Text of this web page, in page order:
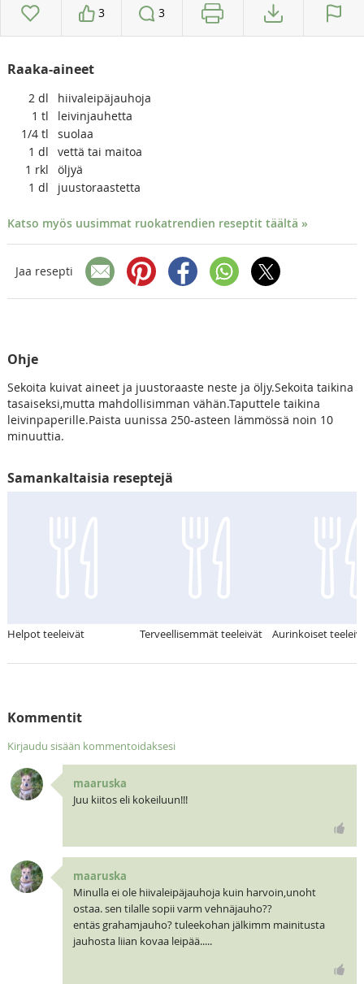
3 3
Raaka-aineet
2 dl
hiivaleipäjauhoja
1 tl
leivinjauhetta
1/4 tl
suolaa
1 dl
vettä tai maitoa
1 rkl
öljyä
1 dl juustoraastetta
Katso myös uusimmat ruokatrendien reseptit täältä »
Jaa resepti
Ohje
Sekoita kuivat aineet ja juustoraaste neste ja öljy.Sekoita taikina
tasaiseksi,mutta mahdollisimman vähän.Taputtele taikina
leivinpaperille.Paista uunissa 250-asteen lämmössä noin 10
minuuttia.
Samankaltaisia reseptejä
Helpot teeleivät Terveellisemmät teeleivät Aurinkoiset
Kommentit
Kirjaudu sisään kommentoidaksesi
maaruska
Juu kiitos eli kokeiluun!!!
maaruska
Minulla ei ole hiivaleipäjauhoja kuin harvoin,unoht
ostaa. sen tilalle sopii varm vehnäjauho??
entäs grahamjauho? tuleekohan jälkimm mainitusta
jauhosta liian kovaa leipää.....